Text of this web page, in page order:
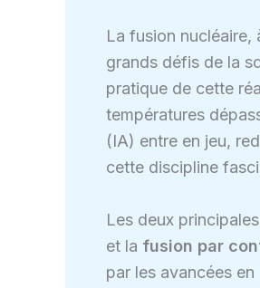
La fusion nucléaire,
grands défis de la
pratique de cette
températures
(IA) entre en jeu,
cette discipline
Les deux
et la fusion par
par les avancées